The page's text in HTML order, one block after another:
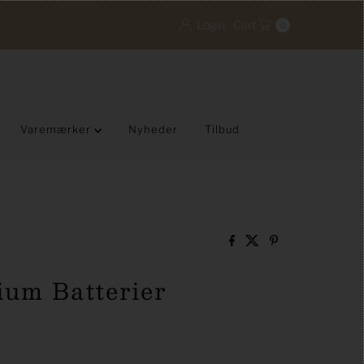
Varemærker Nyheder Tilbud
Batterier